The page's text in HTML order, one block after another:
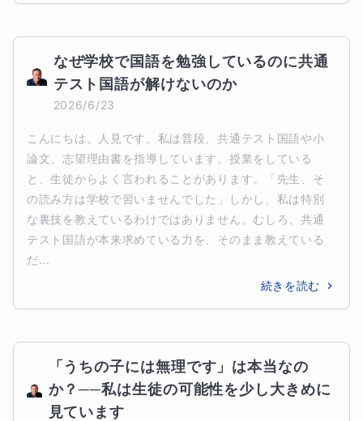
なぜ学校で国語を勉強しているのに共通
テスト国語が解けないのか
2026/6/23
こんにちは。人見です。私は普段、共通テスト国語や小
論文、志望理由書を指導しています。授業をしている
と、生徒からよく言われることがあります。「先生、そ
の読み方は学校で習いませんでした」しかし、私は特別
な裏技を教えているわけではありません。むしろ、共通
テスト国語が本来求めている力を、そのまま教えている
だ...
続きを読む
「うちの子には無理です」は本当なの
か？──私は生徒の可能性を少し大きめに
見ています